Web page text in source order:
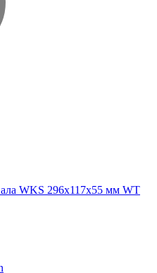
WKS 296x117x55 мм WT